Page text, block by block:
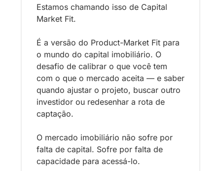
Estamos chamando isso de Capital
Market Fit.
É a versão do Product-Market Fit para
o mundo do capital imobiliário. O
desafio de calibrar o que você tem
com o que o mercado aceita — e saber
quando ajustar o projeto, buscar outro
investidor ou redesenhar a rota de
captação.
O mercado imobiliário não sofre por
falta de capital. Sofre por falta de
capacidade para acessá-lo.